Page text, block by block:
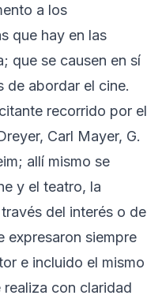
a los
que hay en las
que se causen en sí
de abordar el cine.
recorrido por el
Carl Mayer, G.
allí mismo se
y el teatro, la
del interés o de
expresaron siempre
e incluido el mismo
realiza con claridad